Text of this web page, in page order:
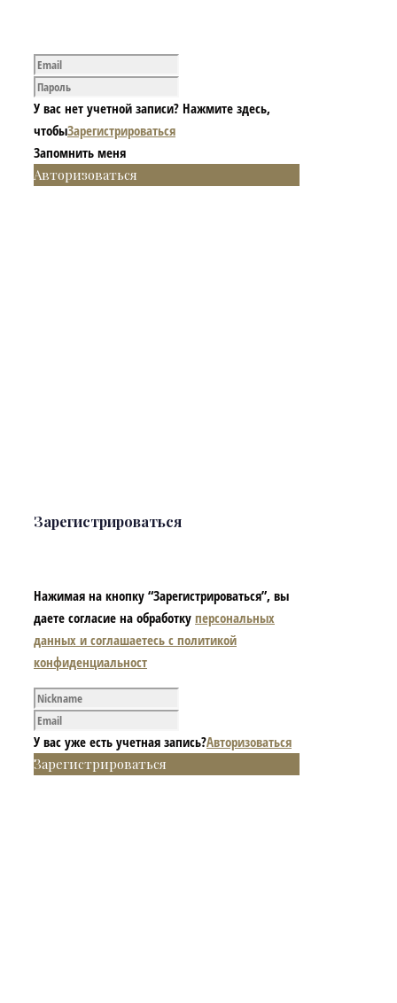
У вас нет учетной записи? Нажмите здесь,
чтобыЗарегистрироваться
Запомнить меня
Авторизоваться
Зарегистрироваться
Нажимая на кнопку “Зарегистрироваться”, вы
даете согласие на обработку персональных
данных и соглашаетесь с политикой
конфиденциальност
У вас уже есть учетная запись?Авторизоваться
Зарегистрироваться